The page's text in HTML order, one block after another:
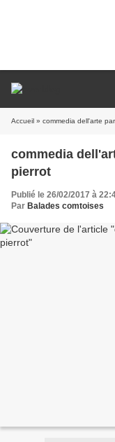
Accueil » commedia dell'arte
commedia
pierrot
Publié le 26/02/2017 à
Par Balades comtoises